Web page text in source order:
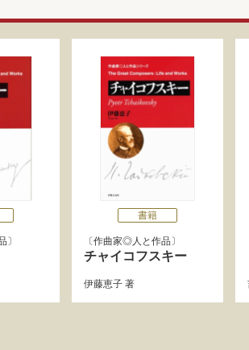
書籍
作曲家◎人と作品
チャイコフスキー
伊藤恵子 著